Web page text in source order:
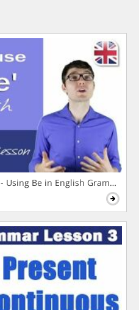
Using Be in English Grammar